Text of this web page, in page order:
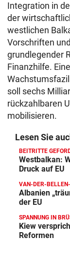
Integration in
der
westlichen
Vorschriften
grundlegender
Finanzhilfe.
soll sechs
rückzahlbaren
mobilisieren.
Lesen Sie
BEITRITTE
Westbalkan:
Druck auf EU
VAN-DER-
Albanien
der EU
SPANNUNG IN
Kiew
Reformen